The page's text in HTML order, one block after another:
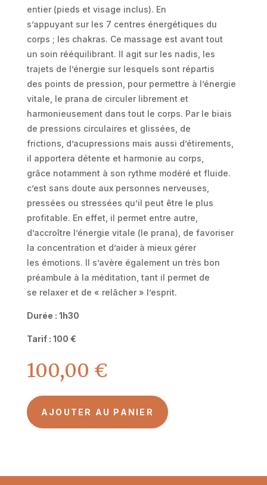
entier (pieds et visage inclus). En
s’appuyant sur les 7 centres énergétiques du
corps ; les chakras. Ce massage est avant tout
un soin rééquilibrant. Il agit sur les nadis, les
trajets de l’énergie sur lesquels sont répartis
des points de pression, pour permettre à l’énergie
vitale, le prana de circuler librement et
harmonieusement dans tout le corps. Par le biais
de pressions circulaires et glissées, de
frictions, d’acupressions mais aussi d’étirements,
il apportera détente et harmonie au corps,
grâce notamment à son rythme modéré et fluide.
c’est sans doute aux personnes nerveuses,
pressées ou stressées qu’il peut être le plus
profitable. En effet, il permet entre autre,
d’accroître l’énergie vitale (le prana), de favoriser
la concentration et d’aider à mieux gérer
les émotions. Il s’avère également un très bon
préambule à la méditation, tant il permet de
se relaxer et de « relâcher » l’esprit.
Durée : 1h30
Tarif : 100 €
100,00 €
AJOUTER AU PANIER